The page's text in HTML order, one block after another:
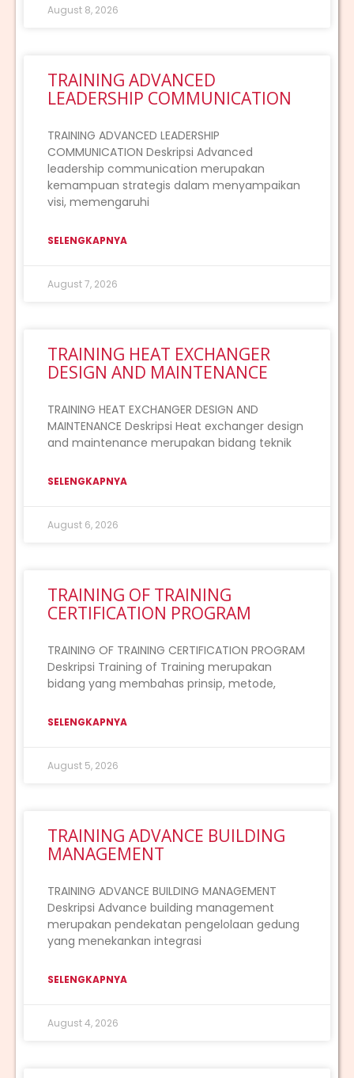
August 8, 2026
TRAINING ADVANCED
LEADERSHIP COMMUNICATION
TRAINING ADVANCED LEADERSHIP
COMMUNICATION Deskripsi Advanced
leadership communication merupakan
kemampuan strategis dalam menyampaikan
visi, memengaruhi
SELENGKAPNYA
August 7, 2026
TRAINING HEAT EXCHANGER
DESIGN AND MAINTENANCE
TRAINING HEAT EXCHANGER DESIGN AND
MAINTENANCE Deskripsi Heat exchanger design
and maintenance merupakan bidang teknik
SELENGKAPNYA
August 6, 2026
TRAINING OF TRAINING
CERTIFICATION PROGRAM
TRAINING OF TRAINING CERTIFICATION PROGRAM
Deskripsi Training of Training merupakan
bidang yang membahas prinsip, metode,
SELENGKAPNYA
August 5, 2026
TRAINING ADVANCE BUILDING
MANAGEMENT
TRAINING ADVANCE BUILDING MANAGEMENT
Deskripsi Advance building management
merupakan pendekatan pengelolaan gedung
yang menekankan integrasi
SELENGKAPNYA
August 4, 2026